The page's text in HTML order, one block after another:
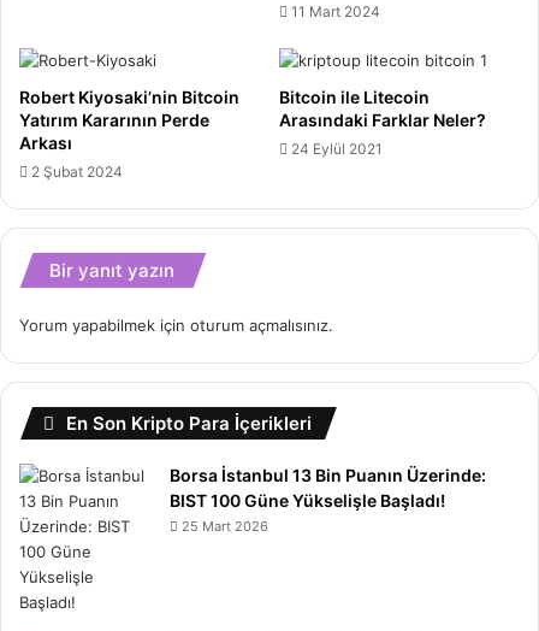
11 Mart 2024
Robert Kiyosaki’nin Bitcoin
Yatırım Kararının Perde
Arkası
2 Şubat 2024
Bitcoin ile Litecoin
Arasındaki Farklar Neler?
24 Eylül 2021
Bir yanıt yazın
Yorum yapabilmek için oturum açmalısınız.
En Son Kripto Para İçerikleri
Borsa İstanbul 13 Bin Puanın Üzerinde:
BIST 100 Güne Yükselişle Başladı!
25 Mart 2026